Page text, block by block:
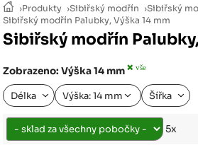
›Produkty ›Sibiřský modřín ›Sibiřský
Sibiřský modřín Palubky, Výška 14 mm
Sibiřský modřín
Zobrazeno: Výška 14 mm vše
Délka Výška: 14 mm Šířka
5x